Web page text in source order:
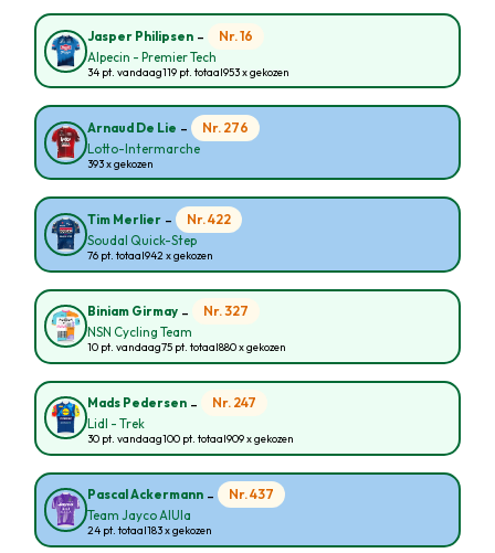
Jasper Philipsen - Nr. 16
Alpecin - Premier Tech
34 pt. vandaag119 pt. totaal953 x gekozen
Arnaud De Lie - Nr. 276
Lotto-Intermarche
393 x gekozen
Tim Merlier - Nr. 422
Soudal Quick-Step
76 pt. totaal942 x gekozen
Biniam Girmay - Nr. 327
NSN Cycling Team
10 pt. vandaag75 pt. totaal880 x gekozen
Mads Pedersen - Nr. 247
Lidl - Trek
30 pt. vandaag100 pt. totaal909 x gekozen
Pascal Ackermann - Nr. 437
Team Jayco AlUla
24 pt. totaal183 x gekozen